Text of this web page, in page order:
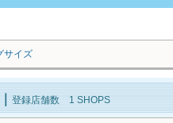
サイズ
登録店舗数 1 SHOPS